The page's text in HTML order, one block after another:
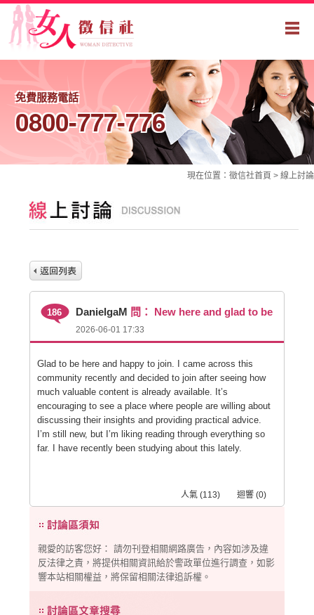
免費服務電話
0800-777-776
現在位置： 徵信社首頁 > 線上討論
186 DanielgaM 問： New here and glad to be
2026-06-01 17:33
Glad to be here and happy to join. I came across this
community recently and decided to join after seeing how
much valuable content is already available. It’s
encouraging to see a place where people are willing about
discussing their insights and providing practical advice.
I’m still new, but I’m liking reading through everything so
far. I have recently been studying about this lately.
人氣 (113) 迴響 (0)
親愛的訪客您好： 請勿刊登相關網路廣告，內容如涉及違
反法律之責，將提供相關資訊給於警政單位進行調查，如影
響本站相關權益，將保留相關法律追訴權。